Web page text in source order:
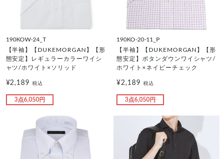
190KOW-24_T
【半袖】【DUKEMORGAN】【形
態安定】レギュラーカラーワイシ
ャツ/ホワイト×ソリッド
¥2,189税込
3点6,050円
190KO-20-11_P
【半袖】【DUKEMORGAN】【形
態安定】ボタンダウンワイシャツ/
ホワイト×ネイビーチェック
¥2,189 税込
3点6,050円